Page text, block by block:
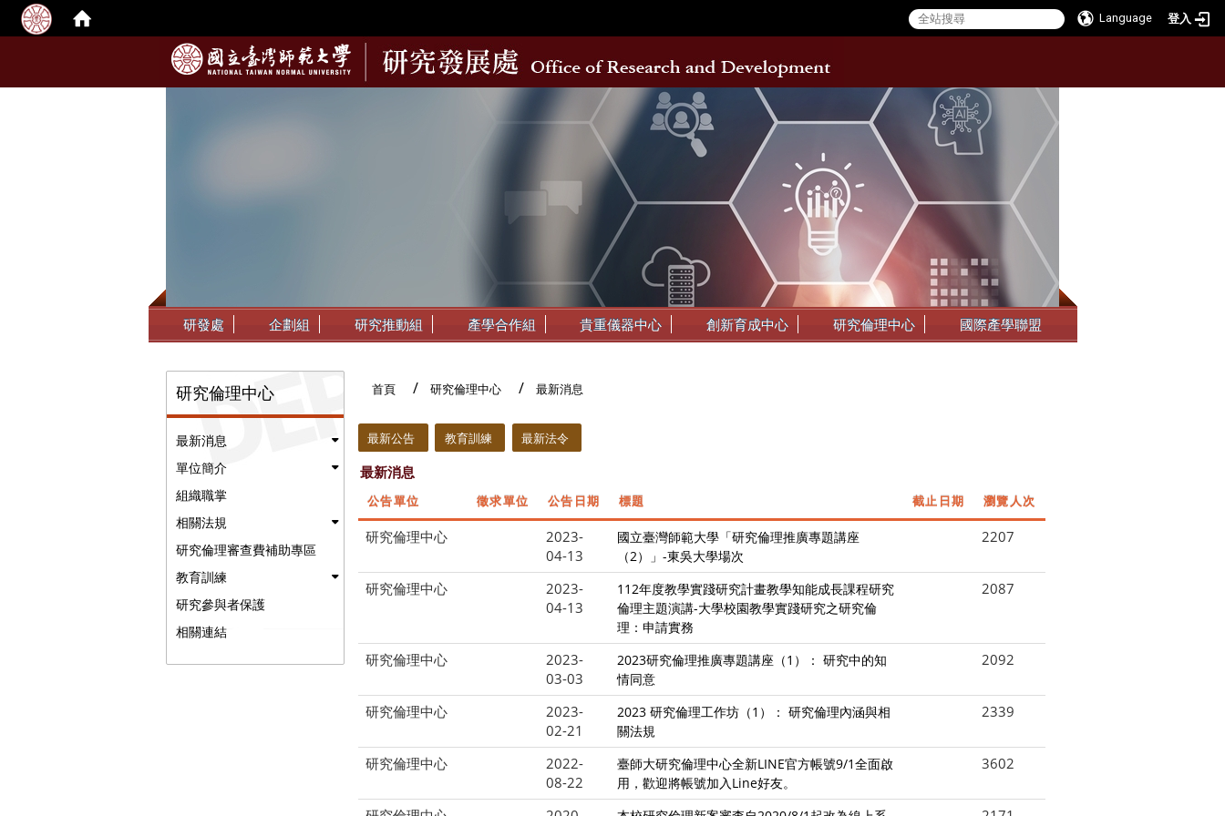
Language 登入
:::
::: 研發處 企劃組 研究推動組 產學合作組 貴重儀器中心 創新育成中心 研究倫理中心 國際產學聯盟
研究倫理中心
最新消息
單位簡介
組織職掌
相關法規
研究倫理審查費補助專區
教育訓練
研究參與者保護
相關連結
首頁 研究倫理中心 最新消息
最新公告 教育訓練 最新法令
最新消息
公告單位 徵求單位 公告日期 標題 截止日期 瀏覽人次
研究倫理中心
2023-
04-13
國立臺灣師範大學「研究倫理推廣專題講座
（2）」-東吳大學場次
2207
研究倫理中心
2023-
04-13
112年度教學實踐研究計畫教學知能成長課程研究
倫理主題演講-大學校園教學實踐研究之研究倫
理：申請實務
2087
研究倫理中心
2023-
03-03
2023研究倫理推廣專題講座（1）： 研究中的知
情同意
2092
研究倫理中心
2023-
02-21
2023 研究倫理工作坊（1）： 研究倫理內涵與相
關法規
2339
研究倫理中心
2022-
08-22
臺師大研究倫理中心全新LINE官方帳號9/1全面啟
用，歡迎將帳號加入Line好友。
3602